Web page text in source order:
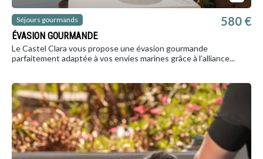
Séjours gourmands
ÉVASION GOURMANDE
580 €
Le Castel Clara vous propose une évasion gourmande
parfaitement adaptée à vos envies marines grâce à l’alliance...